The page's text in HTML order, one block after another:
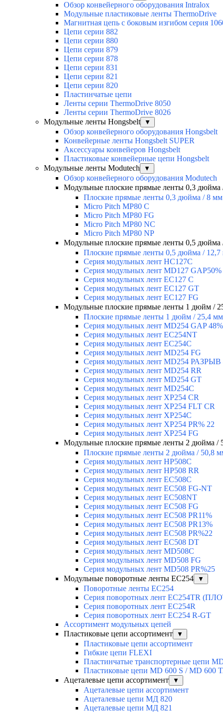
Обзор конвейерного оборудования Intralox
Модульные пластиковые ленты ThermoDrive
Магнитная цепь с боковым изгибом серия
Цепи серии 882
Цепи серии 880
Цепи серии 879
Цепи серии 878
Цепи серии 831
Цепи серии 821
Цепи серии 820
Пластинчатые цепи
Ленты серии ThermoDrive 8050
Ленты серии ThermoDrive 8026
Модульные ленты Hongsbelt
▼
Обзор конвейерного оборудования Hongsbelt
Конвейерные ленты Hongsbelt SUPER
Аксессуары конвейеров Hongsbelt
Пластиковые конвейерные цепи Hongsbelt
Модульные ленты Modutech
▼
Обзор конвейерного оборудования Modutech
Модульные плоские прямые ленты 0,3 дюйма
Плоские прямые ленты 0,3 дюйма / 8 мм
Micro Pitch MP80 С
Micro Pitch MP80 FG
Micro Pitch MP80 NС
Micro Pitch MP80 NP
Модульные плоские прямые ленты 0,5 дюйма
Плоские прямые ленты 0,5 дюйма /
Серия модульных лент HC127C
Серия модульных лент MD127 GAP50%
Серия модульных лент EC127 С
Серия модульных лент EC127 GT
Серия модульных лент EC127 FG
Модульные плоские прямые ленты 1 дюйм /
Плоские прямые ленты 1 дюйм / 25,4 мм
Серия модульных лент MD254 GAP 48%
Серия модульных лент EC254NT
Серия модульных лент EC254C
Серия модульных лент MD254 FG
Серия модульных лент MD254 РАЗРЫВ
Серия модульных лент MD254 RR
Серия модульных лент MD254 GT
Серия модульных лент MD254C
Серия модульных лент XP254 CR
Серия модульных лент XP254 FLT CR
Серия модульных лент XP254C
Серия модульных лент XP254 PR% 22
Серия модульных лент XP254 FG
Модульные плоские прямые ленты 2 дюйма /
Плоские прямые ленты 2 дюйма / 50,8
Серия модульных лент HP508C
Серия модульных лент HP508 RR
Серия модульных лент EC508C
Серия модульных лент EC508 FG-NT
Серия модульных лент EC508NT
Серия модульных лент EC508 FG
Серия модульных лент EC508 PR11%
Серия модульных лент EC508 PR13%
Серия модульных лент EC508 PR%22
Серия модульных лент EC508 DT
Серия модульных лент MD508C
Серия модульных лент MD508 FG
Серия модульных лент MD508 PR%25
Модульные поворотные ленты EC254
▼
Поворотные ленты EC254
Серия поворотных лент EC254TR
Серия поворотных лент EC254R
Серия поворотных лент EC254 R-GT
Ассортимент модульных цепей
Пластиковые цепи ассортимент
▼
Пластиковые цепи ассортимент
Гибкие цепи FLEXI
Пластинчатые транспортерные цепи
Пластиковые цепи MD 600 S / MD 600
Ацеталевые цепи ассортимент
▼
Ацеталевые цепи ассортимент
Ацеталевые цепи МД 820
Ацеталевые цепи МД 821